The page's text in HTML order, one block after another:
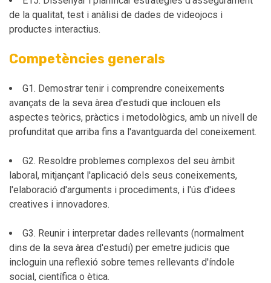
de la qualitat, test i anàlisi de dades de videojocs i
productes interactius.
Competències generals
G1. Demostrar tenir i comprendre coneixements
avançats de la seva àrea d'estudi que inclouen els
aspectes teòrics, pràctics i metodològics, amb un nivell de
profunditat que arriba fins a l'avantguarda del coneixement.
G2. Resoldre problemes complexos del seu àmbit
laboral, mitjançant l'aplicació dels seus coneixements,
l'elaboració d'arguments i procediments, i l'ús d'idees
creatives i innovadores.
G3. Reunir i interpretar dades rellevants (normalment
dins de la seva àrea d'estudi) per emetre judicis que
incloguin una reflexió sobre temes rellevants d'índole
social, científica o ètica.